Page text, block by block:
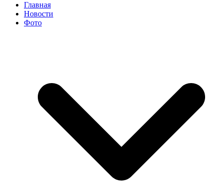
Главная
Новости
Фото